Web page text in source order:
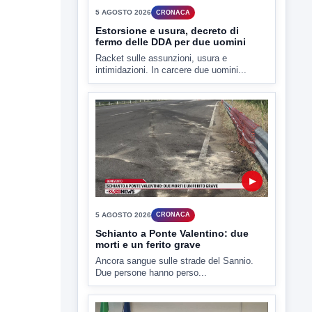
▶
5 AGOSTO 2026 CRONACA
Estorsione e usura, decreto di
fermo delle DDA per due uomini
Racket sulle assunzioni, usura e
intimidazioni. In carcere due uomini...